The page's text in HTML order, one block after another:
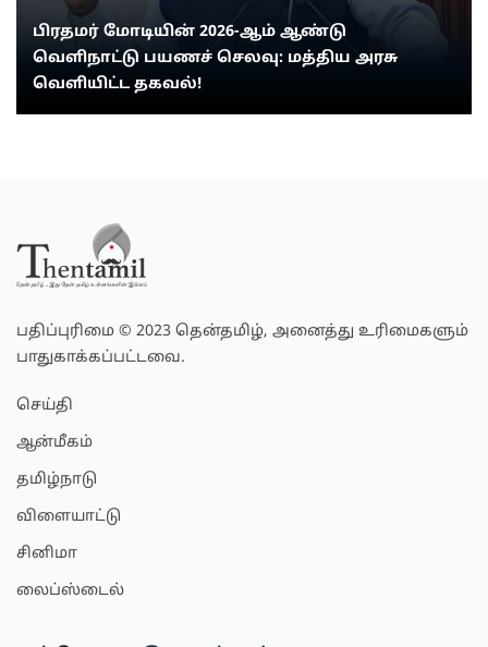
பிரதமர் மோடியின் 2026-ஆம் ஆண்டு
வெளிநாட்டு பயணச் செலவு: மத்திய அரசு
வெளியிட்ட தகவல்!
பதிப்புரிமை © 2023 தென்தமிழ், அனைத்து உரிமைகளும்
பாதுகாக்கப்பட்டவை.
செய்தி
ஆன்மீகம்
தமிழ்நாடு
விளையாட்டு
சினிமா
லைப்ஸ்டைல்